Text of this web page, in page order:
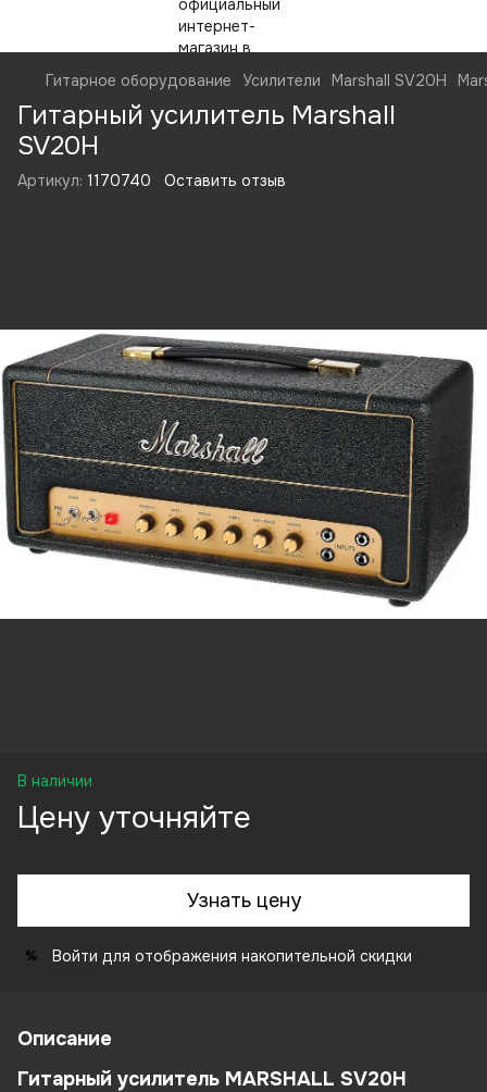
Гитарное оборудование Усилители Marshall SV20H
Гитарный усилитель Marshall
SV20H
Артикул: 1170740 Оставить отзыв
В наличии
Цену уточняйте
Узнать цену
% Войти для отображения накопительной скидки
Описание
Гитарный усилитель MARSHALL SV20H